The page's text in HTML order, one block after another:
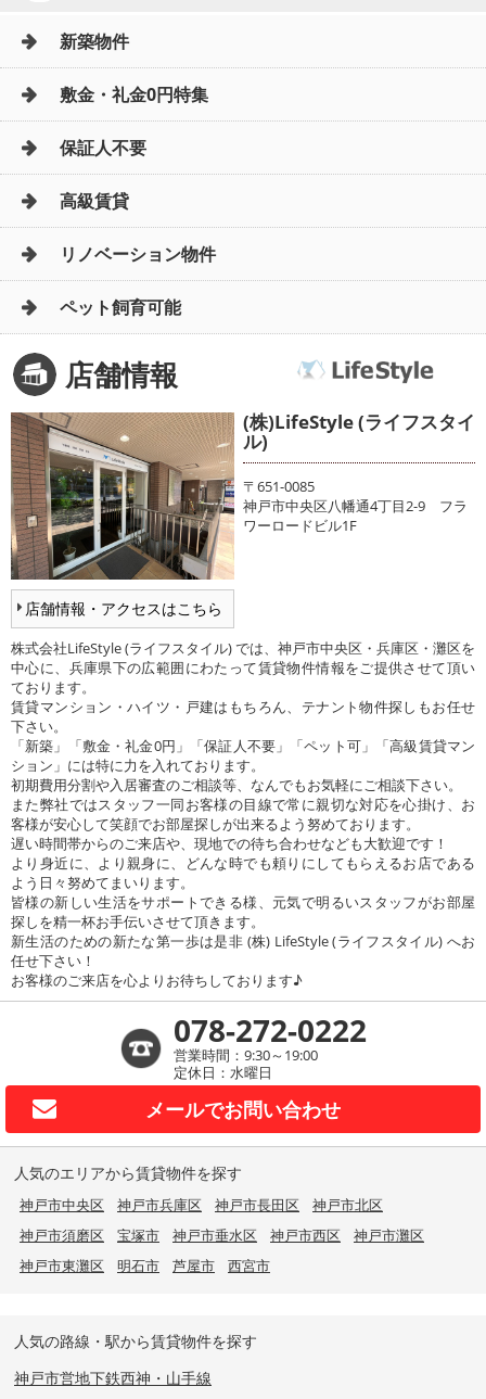
新築物件
敷金・礼金0円特集
保証人不要
高級賃貸
リノベーション物件
ペット飼育可能
店舗情報
店舗情報・アクセスはこちら
(株)LifeStyle (ライフスタイ
ル)
〒651-0085
神戸市中央区八幡通4丁目2-9 フラ
ワーロードビル1F
株式会社LifeStyle (ライフスタイル) では、神戸市中央区・兵庫区・灘区を
中心に、兵庫県下の広範囲にわたって賃貸物件情報をご提供させて頂い
ております。
賃貸マンション・ハイツ・戸建はもちろん、テナント物件探しもお任せ
下さい。
「新築」「敷金・礼金0円」「保証人不要」「ペット可」「高級賃貸マン
ション」には特に力を入れております。
初期費用分割や入居審査のご相談等、なんでもお気軽にご相談下さい。
また弊社ではスタッフ一同お客様の目線で常に親切な対応を心掛け、お
客様が安心して笑顔でお部屋探しが出来るよう努めております。
遅い時間帯からのご来店や、現地での待ち合わせなども大歓迎です！
より身近に、より親身に、どんな時でも頼りにしてもらえるお店である
よう日々努めてまいります。
皆様の新しい生活をサポートできる様、元気で明るいスタッフがお部屋
探しを精一杯お手伝いさせて頂きます。
新生活のための新たな第一歩は是非 (株) LifeStyle (ライフスタイル) へお
任せ下さい！
お客様のご来店を心よりお待ちしております♪
078-272-0222
営業時間：9:30～19:00
定休日：水曜日
メールでお問い合わせ
人気のエリアから賃貸物件を探す
神戸市中央区 神戸市兵庫区 神戸市長田区
神戸市北区
神戸市須磨区
宝塚市 神戸市垂水区 神戸市西区
神戸市灘区
神戸市東灘区
明石市 芦屋市 西宮市
人気の路線・駅から賃貸物件を探す
神戸市営地下鉄西神・山手線